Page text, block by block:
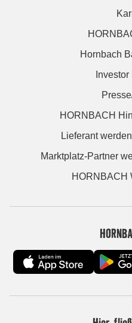
Hornbach
HORNBACH
Lieferant
Marktplatz-Partner
HORNBACH